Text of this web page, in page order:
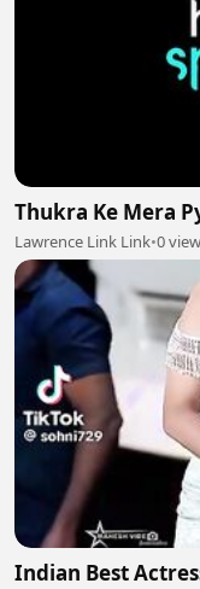
Thukra Ke Mera
Lawrence Link Link•0
Indian Best